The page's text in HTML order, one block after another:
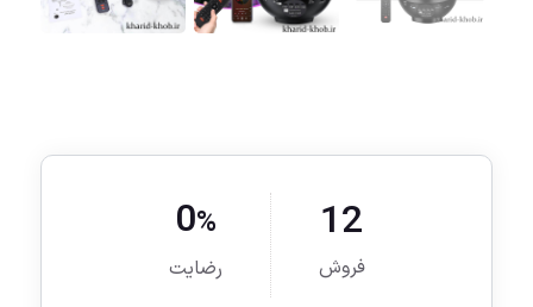
12
فروش
0%
رضایت